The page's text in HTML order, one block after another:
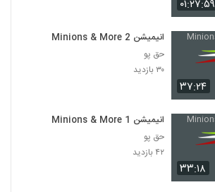
۰۱:۲۷:۵۹
۳۷:۲۴
انیمیشن Minions & More 2
حق پو
۳۰ بازدید
۳۳:۱۸
انیمیشن Minions & More 1
حق پو
۴۲ بازدید